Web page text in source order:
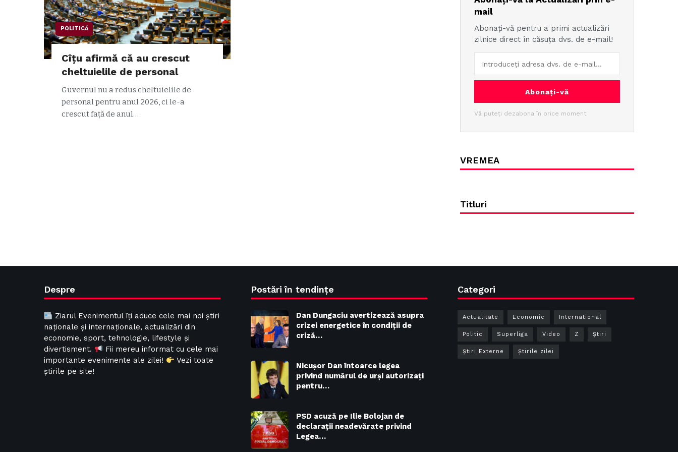
POLITICĂ
Cîțu afirmă că au crescut
cheltuielile de personal
Guvernul nu a redus cheltuielile de
personal pentru anul 2026, ci le-a
crescut față de anul…
mail
Abonați-vă pentru a primi actualizări
zilnice direct în căsuța dvs. de e-mail!
Abonați-vă
Vă puteți dezabona în orice moment
VREMEA
Titluri
Despre
Ziarul Evenimentul îți aduce cele mai noi știri
naționale și internaționale, actualizări din
economie, sport, tehnologie, lifestyle și
divertisment.
Fii mereu informat cu cele mai
importante evenimente ale zilei!
Vezi toate
știrile pe site!
Postări în tendințe
Dan Dungaciu avertizează asupra
crizei energetice în condiții de
criză…
Nicușor Dan întoarce legea
privind numărul de urși autorizați
pentru…
PSD acuză pe Ilie Bolojan de
declarații neadevărate privind
Legea…
Categori
Actualitate Economic International
Politic Superliga Video Z Ştiri
Știri Externe Știrile zilei